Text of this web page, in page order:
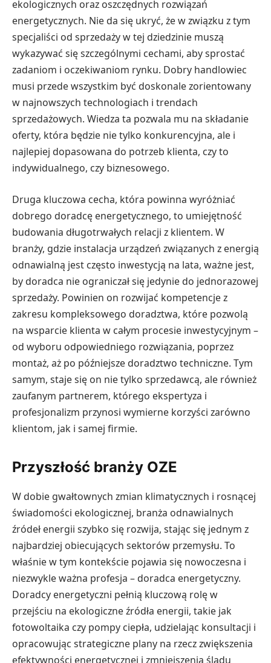
ekologicznych oraz oszczędnych rozwiązań
energetycznych. Nie da się ukryć, że w związku z tym
specjaliści od sprzedaży w tej dziedzinie muszą
wykazywać się szczególnymi cechami, aby sprostać
zadaniom i oczekiwaniom rynku. Dobry handlowiec
musi przede wszystkim być doskonale zorientowany
w najnowszych technologiach i trendach
sprzedażowych. Wiedza ta pozwala mu na składanie
oferty, która będzie nie tylko konkurencyjna, ale i
najlepiej dopasowana do potrzeb klienta, czy to
indywidualnego, czy biznesowego.
Druga kluczowa cecha, która powinna wyróżniać
dobrego doradcę energetycznego, to umiejętność
budowania długotrwałych relacji z klientem. W
branży, gdzie instalacja urządzeń związanych z energią
odnawialną jest często inwestycją na lata, ważne jest,
by doradca nie ograniczał się jedynie do jednorazowej
sprzedaży. Powinien on rozwijać kompetencje z
zakresu kompleksowego doradztwa, które pozwolą
na wsparcie klienta w całym procesie inwestycyjnym –
od wyboru odpowiedniego rozwiązania, poprzez
montaż, aż po późniejsze doradztwo techniczne. Tym
samym, staje się on nie tylko sprzedawcą, ale również
zaufanym partnerem, którego ekspertyza i
profesjonalizm przynosi wymierne korzyści zarówno
klientom, jak i samej firmie.
Przyszłość branży OZE
W dobie gwałtownych zmian klimatycznych i rosnącej
świadomości ekologicznej, branża odnawialnych
źródeł energii szybko się rozwija, stając się jednym z
najbardziej obiecujących sektorów przemysłu. To
właśnie w tym kontekście pojawia się nowoczesna i
niezwykle ważna profesja – doradca energetyczny.
Doradcy energetyczni pełnią kluczową rolę w
przejściu na ekologiczne źródła energii, takie jak
fotowoltaika czy pompy ciepła, udzielając konsultacji i
opracowując strategiczne plany na rzecz zwiększenia
efektywności energetycznej i zmniejszenia śladu